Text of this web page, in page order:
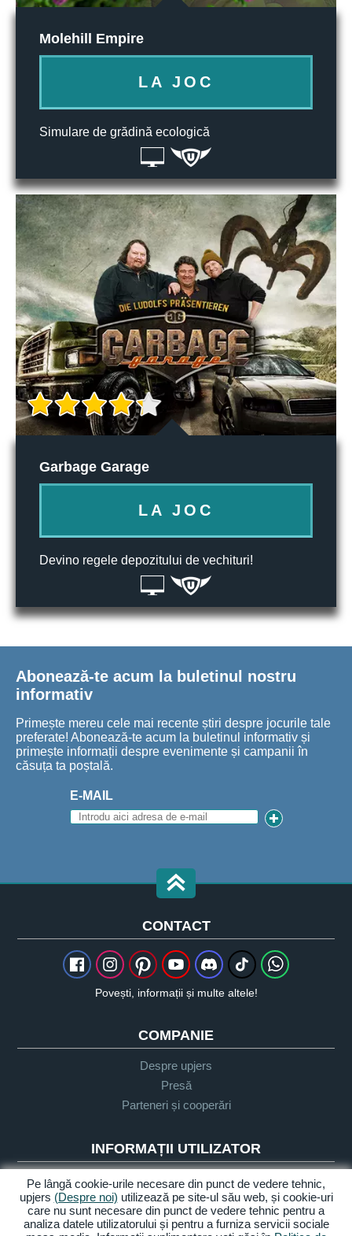
Molehill Empire
LA JOC
Simulare de grădină ecologică
Garbage Garage
LA JOC
Devino regele depozitului de vechituri!
Abonează-te acum la buletinul nostru
informativ
Primește mereu cele mai recente știri despre jocurile tale
preferate! Abonează-te acum la buletinul informativ și
primește informații despre evenimente și campanii în
căsuța ta poștală.
E-MAIL
CONTACT
Povești, informații și multe altele!
COMPANIE
Despre upjers
Presă
Parteneri și cooperări
INFORMAȚII UTILIZATOR
Glosar
Orientare Let's Play
Sprijin
Pe lângă cookie-urile necesare din punct de vedere tehnic,
upjers (Despre noi) utilizează pe site-ul său web, și cookie-uri
care nu sunt necesare din punct de vedere tehnic pentru a
analiza datele utilizatorului și pentru a furniza servicii sociale